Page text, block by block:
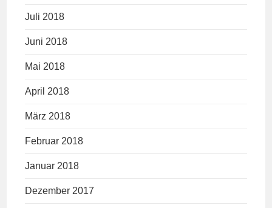
Juli 2018
Juni 2018
Mai 2018
April 2018
März 2018
Februar 2018
Januar 2018
Dezember 2017